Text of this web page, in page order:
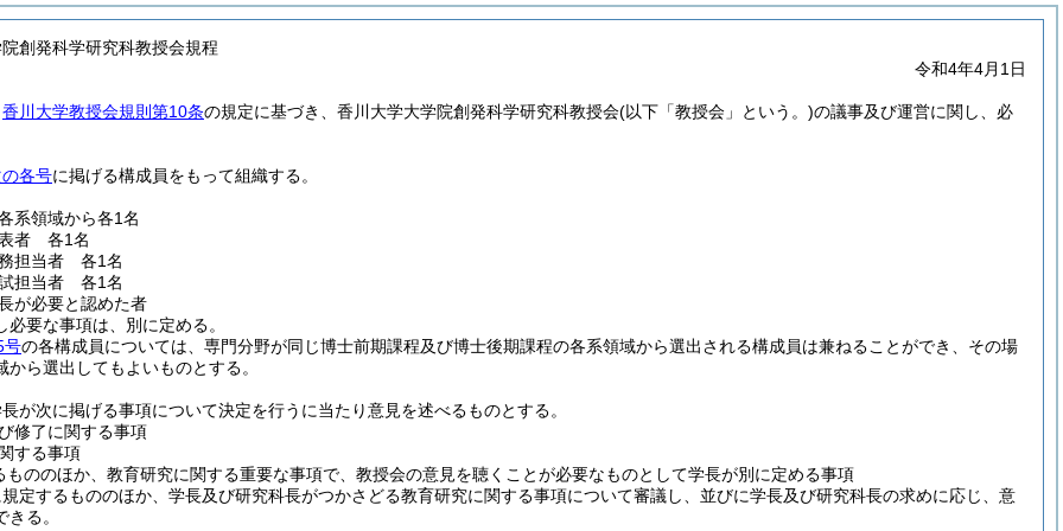
創発科学研究科教授会規程
令和4年4月1日
香川大学教授会規則第10条の規定に基づき、香川大学大学院創発科学研究科教授会(以下「教授会」という。)の議事及び運営に関し、必
各号に掲げる構成員をもって組織する。
系領域から各1名
者 各1名
担当者 各1名
担当者 各1名
が必要と認めた者
要な事項は、別に定める。
号の各構成員については、専門分野が同じ博士前期課程及び博士後期課程の各系領域から選出される構成員は兼ねることができ、その場
ら選出してもよいものとする。
が次に掲げる事項について決定を行うに当たり意見を述べるものとする。
修了に関する事項
する事項
もののほか、教育研究に関する重要な事項で、教授会の意見を聴くことが必要なものとして学長が別に定める事項
定するもののほか、学長及び研究科長がつかさどる教育研究に関する事項について審議し、並びに学長及び研究科長の求めに応じ、意
る。